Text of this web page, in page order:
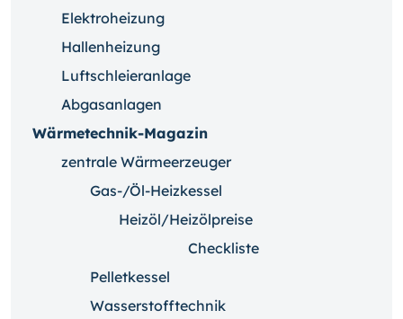
Elektroheizung
Hallenheizung
Luftschleieranlage
Abgasanlagen
Wärmetechnik-Magazin
zentrale Wärmeerzeuger
Gas-/Öl-Heizkessel
Heizöl/Heizölpreise
Checkliste
Pelletkessel
Wasserstofftechnik